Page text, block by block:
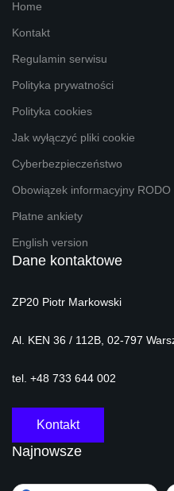
Home
Kontakt
Regulamin serwisu
Polityka prywatności
Polityka cookies
Jak wyłączyć pliki cookie
Cyberbezpieczeństwo
Obowiązek informacyjny RODO
Płatne ankiety
English version
Dane kontaktowe
ZP20 Piotr Markowski
Al. KEN 36 / 112B, 02-797
tel. +48 733 644 002
Kontakt
Najnowsze